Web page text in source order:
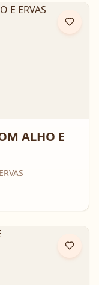
ALHO E